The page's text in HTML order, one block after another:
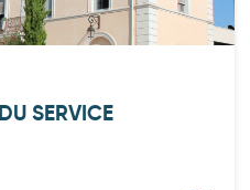
SERVICE